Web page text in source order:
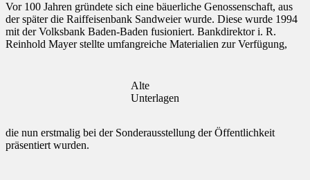
Vor 100 Jahren gründete sich eine bäuerliche Genossenschaft, aus
der später die Raiffeisenbank Sandweier wurde. Diese wurde 1994
mit der Volksbank Baden-Baden fusioniert. Bankdirektor i. R.
Reinhold Mayer stellte umfangreiche Materialien zur Verfügung,
Alte
Unterlagen
die nun erstmalig bei der Sonderausstellung der Öffentlichkeit
präsentiert wurden.